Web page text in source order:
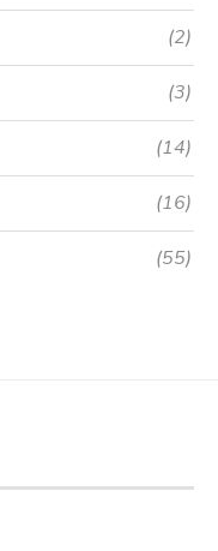
(2)
(3)
(14)
(16)
(55)